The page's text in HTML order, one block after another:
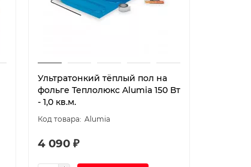
Ультратонкий тёплый пол на
фольге Теплолюкс Alumia 150 Вт
- 1,0 кв.м.
Alumia
4 090 ₽